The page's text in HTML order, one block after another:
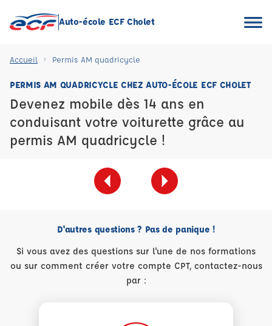
Auto-école ECF Cholet
Accueil Permis AM quadricycle
PERMIS AM QUADRICYCLE CHEZ AUTO-ÉCOLE ECF CHOLET
Devenez mobile dès 14 ans en
conduisant votre voiturette grâce au
permis AM quadricycle !
D'autres questions ? Pas de panique !
Si vous avez des questions sur l'une de nos formations
ou sur comment créer votre compte CPT, contactez-nous
par :